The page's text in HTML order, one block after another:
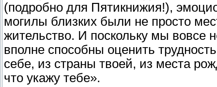
(подробно для Пятикнижия!),
могилы близких были не просто
жительство. И поскольку мы вовсе
вполне способны оценить
себе, из страны твоей, из места
что укажу тебе».